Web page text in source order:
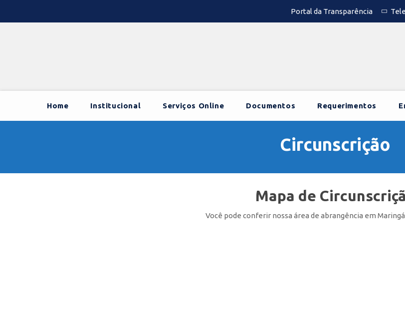
Portal da Transparência
Home Institucional Serviços Online Documentos Requerimentos
Circunscrição
Mapa de
Você pode conferir nossa área de abrangência em